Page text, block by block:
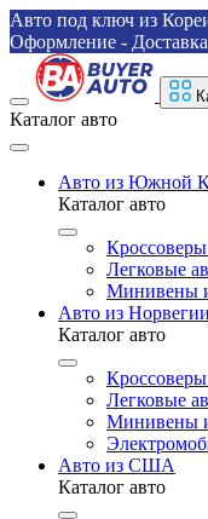
Авто под ключ из
Оформление -
Каталог авто
Авто из Южной
Каталог авто
Легковые
Минивены
Авто из Норвегии
Каталог авто
Легковые
Минивены
Авто из США
Каталог авто